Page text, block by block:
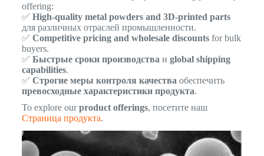
offering:
✅ High-quality metal powders and 3D-printed parts
для различных отраслей промышленности.
✅ Competitive pricing and wholesale discountsfor bulk
buyers.
✅ Быстрые сроки производства и global shipping
capabilities.
✅ Строгие меры контроля качества обеспечить
превосходные характеристики продукта.
To explore ourproduct offerings, посетите наш
Страница продукта.